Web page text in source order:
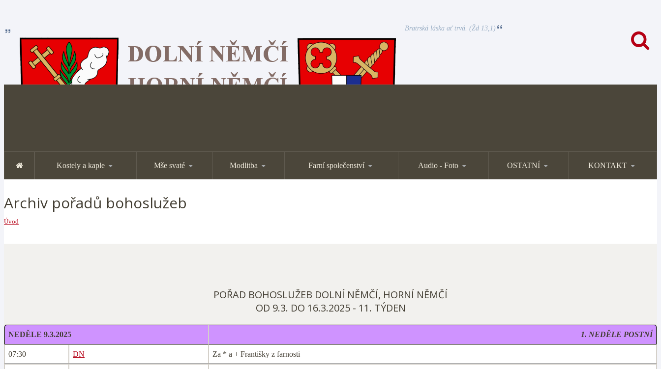
Bratrská láska ať trvá. (Žd 13,1)
Kostely a kaple Mše svaté Modlitba Farní společenství Audio - Foto OSTATNÍ KONTAKT
Archiv pořadů bohoslužeb
Úvod
POŘAD BOHOSLUŽEB DOLNÍ NĚMČÍ, HORNÍ NĚMČÍ
OD 9.3. DO 16.3.2025 - 11. TÝDEN
NEDĚLE 9.3.2025 1. NEDĚLE POSTNÍ
07:30 DN Za * a + Františky z farnosti